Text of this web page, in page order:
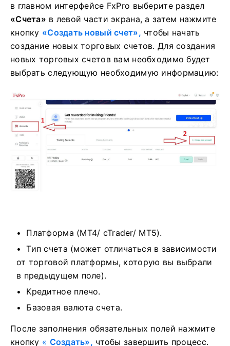
в главном интерфейсе FxPro выберите раздел
«Счета» в левой части экрана, а затем нажмите
кнопку «Создать новый счет», чтобы начать
создание новых торговых счетов. Для создания
новых торговых счетов вам необходимо будет
выбрать следующую необходимую информацию:
Платформа (MT4/ cTrader/ MT5).
Тип счета (может отличаться в зависимости
от торговой платформы, которую вы выбрали
в предыдущем поле).
Кредитное плечо.
Базовая валюта счета.
После заполнения обязательных полей нажмите
кнопку « Создать», чтобы завершить процесс.